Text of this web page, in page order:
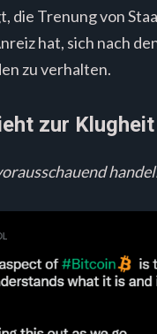
die Trenung von
hat, sich nach
zu verhalten.
zur Klugheit